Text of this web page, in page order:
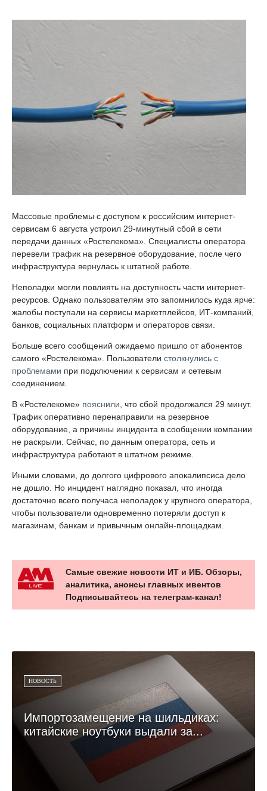
Массовые проблемы с доступом к российским интернет-
сервисам 6 августа устроил 29-минутный сбой в сети
передачи данных «Ростелекома». Специалисты оператора
перевели трафик на резервное оборудование, после чего
инфраструктура вернулась к штатной работе.
Неполадки могли повлиять на доступность части интернет-
ресурсов. Однако пользователям это запомнилось куда ярче:
жалобы поступали на сервисы маркетплейсов, ИТ-компаний,
банков, социальных платформ и операторов связи.
Больше всего сообщений ожидаемо пришло от абонентов
самого «Ростелекома». Пользователи столкнулись с
проблемами при подключении к сервисам и сетевым
соединением.
В «Ростелекоме» пояснили, что сбой продолжался 29 минут.
Трафик оперативно перенаправили на резервное
оборудование, а причины инцидента в сообщении компании
не раскрыли. Сейчас, по данным оператора, сеть и
инфраструктура работают в штатном режиме.
Иными словами, до долгого цифрового апокалипсиса дело
не дошло. Но инцидент наглядно показал, что иногда
достаточно всего получаса неполадок у крупного оператора,
чтобы пользователи одновременно потеряли доступ к
магазинам, банкам и привычным онлайн-площадкам.
Самые свежие новости ИТ и ИБ. Обзоры,
аналитика, анонсы главных ивентов
Подписывайтесь на телеграм-канал!
НОВОСТЬ
Импортозамещение на шильдиках:
китайские ноутбуки выдали за...